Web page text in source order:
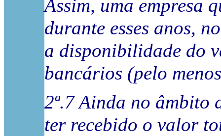
Assim, uma empresa
durante esses anos,
a disponibilidade do
bancários (pelo
2ª.7 Ainda no
ter recebido o valor